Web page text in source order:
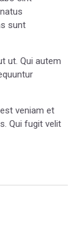
sunt
ut. Qui autem
veniam et
Qui fugit velit